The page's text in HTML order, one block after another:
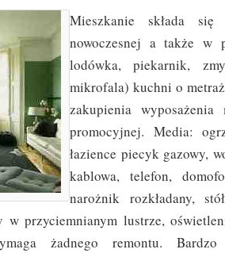
Mieszkanie składa
nowoczesnej a także w
lodówka, piekarnik,
mikrofala) kuchni o
zakupienia
promocyjnej. Media:
łazience piecyk gazowy,
kablowa, telefon,
narożnik rozkładany,
w przyciemnianym lustrze,
żadnego remontu.